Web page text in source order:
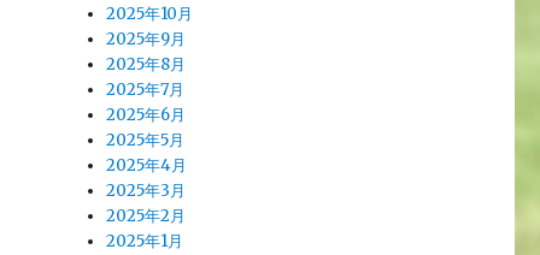
2025年10月
2025年9月
2025年8月
2025年7月
2025年6月
2025年5月
2025年4月
2025年3月
2025年2月
2025年1月